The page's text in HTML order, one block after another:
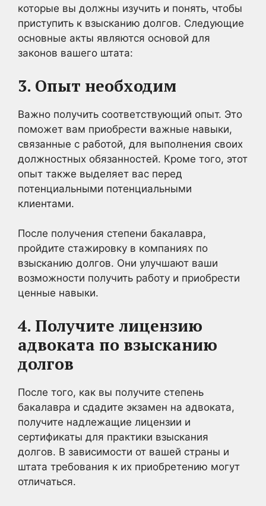
которые вы должны изучить и понять, чтобы
приступить к взысканию долгов. Следующие
основные акты являются основой для
законов вашего штата:
3. Опыт необходим
Важно получить соответствующий опыт. Это
поможет вам приобрести важные навыки,
связанные с работой, для выполнения своих
должностных обязанностей. Кроме того, этот
опыт также выделяет вас перед
потенциальными потенциальными
клиентами.
После получения степени бакалавра,
пройдите стажировку в компаниях по
взысканию долгов. Они улучшают ваши
возможности получить работу и приобрести
ценные навыки.
4. Получите лицензию
адвоката по взысканию
долгов
После того, как вы получите степень
бакалавра и сдадите экзамен на адвоката,
получите надлежащие лицензии и
сертификаты для практики взыскания
долгов. В зависимости от вашей страны и
штата требования к их приобретению могут
отличаться.